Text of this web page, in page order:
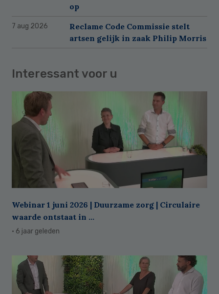
op
7 aug 2026
Reclame Code Commissie stelt
artsen gelijk in zaak Philip Morris
Interessant voor u
Webinar 1 juni 2026 | Duurzame zorg | Circulaire
waarde ontstaat in ...
· 6 jaar geleden